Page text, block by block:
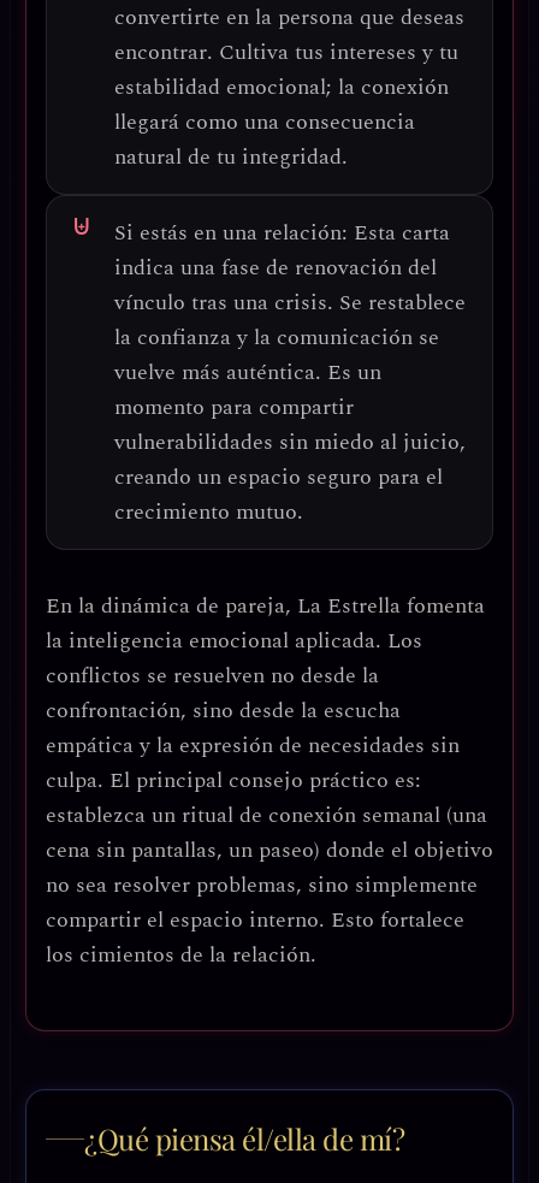
convertirte en la persona que deseas
encontrar. Cultiva tus intereses y tu
estabilidad emocional; la conexión
llegará como una consecuencia
natural de tu integridad.
Si estás en una relación: Esta carta
indica una fase de renovación del
vínculo tras una crisis. Se restablece
la confianza y la comunicación se
vuelve más auténtica. Es un
momento para compartir
vulnerabilidades sin miedo al juicio,
creando un espacio seguro para el
crecimiento mutuo.
En la dinámica de pareja, La Estrella fomenta
la inteligencia emocional aplicada. Los
conflictos se resuelven no desde la
confrontación, sino desde la escucha
empática y la expresión de necesidades sin
culpa. El principal consejo práctico es:
establezca un ritual de conexión semanal (una
cena sin pantallas, un paseo) donde el objetivo
no sea resolver problemas, sino simplemente
compartir el espacio interno. Esto fortalece
los cimientos de la relación.
¿Qué piensa él/ella de mí?